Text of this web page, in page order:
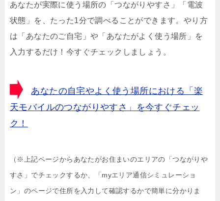
あなたが実際に使う場所の「つながりやすさ」「電波
状態」を、たった1分で調べることができます。やり方
は「あなたのご自宅」や「あなたがよく使う場所」を
入力するだけ！今すぐチェックしましょう。
あなたの自宅やよく使う場所における「楽
天モバイルのつながりやすさ」を今すぐチェッ
ク！
（※上記ページからあなたがお住まいのエリアの「つながりや
すさ」でチェックするか、「myエリア通信シミュレーショ
ン」のページで住所を入力して確認するかで簡単に分かりま